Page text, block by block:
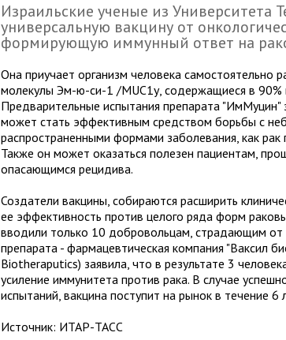
Израильские ученые из Университета
универсальную вакцину от
формирующую иммунный ответ на
Она приучает организм человека самостоятельно
молекулы Эм-ю-си-1 /MUC1у, содержащиеся в 90%
Предварительные испытания препарата "ИмМуцин"
может стать эффективным средством борьбы с
распространенными формами заболевания, как рак
Также он может оказаться полезен пациентам,
опасающимся рецидива.
Создатели вакцины, собираются расширить
ее эффективность против целого ряда форм
вводили только 10 добровольцам, страдающим от
препарата - фармацевтическая компания "Ваксил
Biotheraputics) заявила, что в результате 3
усиление иммунитета против рака. В случае
испытаний, вакцина поступит на рынок в течение 6
Источник: ИТАР-ТАСС